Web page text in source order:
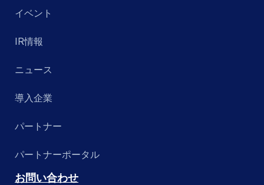
イベント
IR情報
ニュース
導入企業
パートナー
パートナーポータル
お問い合わせ